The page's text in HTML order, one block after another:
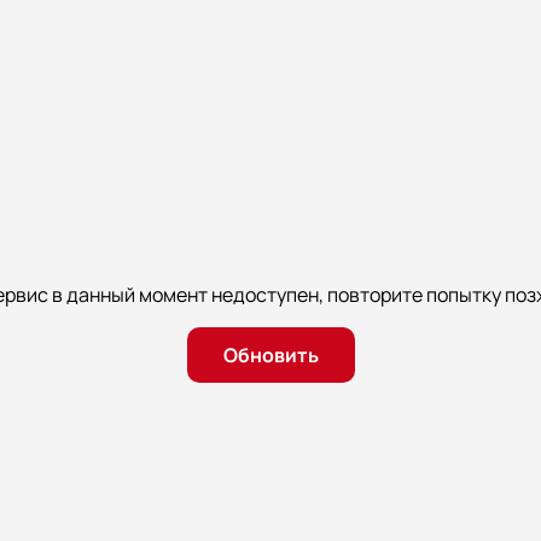
в данный момент недоступен, повторите попытку
Обновить